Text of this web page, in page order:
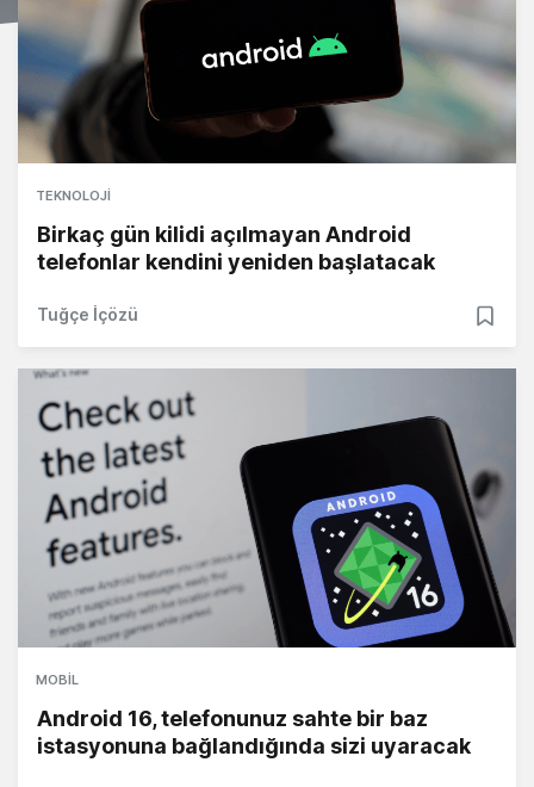
TEKNOLOJI
Birkaç gün kilidi açılmayan Android
telefonlar kendini yeniden başlatacak
Tuğçe İçözü
MOBIL
Android 16, telefonunuz sahte bir baz
istasyonuna bağlandığında sizi uyaracak